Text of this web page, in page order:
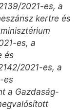
2021-es, a
kertre és
es, a
és
2021-es, a
es
a Gazdaság-